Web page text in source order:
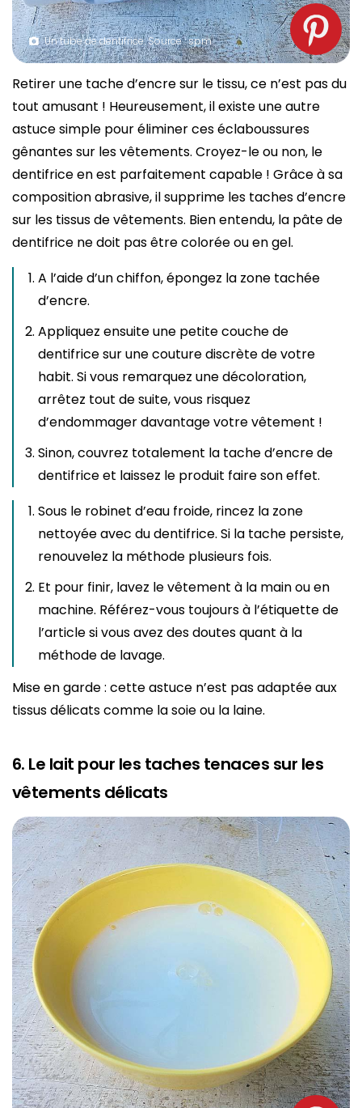
Un tube de dentifrice. Source : spm
Retirer une tache d’encre sur le tissu, ce n’est pas du
tout amusant ! Heureusement, il existe une autre
astuce simple pour éliminer ces éclaboussures
gênantes sur les vêtements. Croyez-le ou non, le
dentifrice en est parfaitement capable ! Grâce à sa
composition abrasive, il supprime les taches d’encre
sur les tissus de vêtements. Bien entendu, la pâte de
dentifrice ne doit pas être colorée ou en gel.
A l’aide d’un chiffon, épongez la zone tachée
d’encre.
Appliquez ensuite une petite couche de
dentifrice sur une couture discrète de votre
habit. Si vous remarquez une décoloration,
arrêtez tout de suite, vous risquez
d’endommager davantage votre vêtement !
Sinon, couvrez totalement la tache d’encre de
dentifrice et laissez le produit faire son effet.
Sous le robinet d’eau froide, rincez la zone
nettoyée avec du dentifrice. Si la tache persiste,
renouvelez la méthode plusieurs fois.
Et pour finir, lavez le vêtement à la main ou en
machine. Référez-vous toujours à l’étiquette de
l’article si vous avez des doutes quant à la
méthode de lavage.
Mise en garde : cette astuce n’est pas adaptée aux
tissus délicats comme la soie ou la laine.
6. Le lait pour les taches tenaces sur les
vêtements délicats